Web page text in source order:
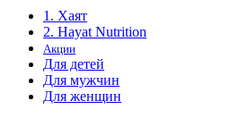
1. Хаят
2. Hayat Nutrition
Акции
Для детей
Для мужчин
Для женщин